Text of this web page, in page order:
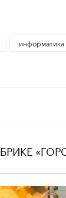
информатика